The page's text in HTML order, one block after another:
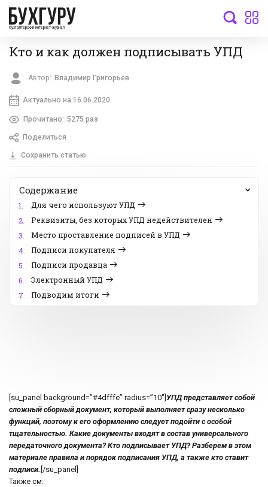
бухгалтерский интернет-журнал
Кто и как должен подписывать УПД
Автор: Владимир Григорьев
Актуально на 16.06.2020
Прочитано: 5275 раз
Поделиться
Сохранить статью
Содержание
1.
Для чего используют УПД
2.
Реквизиты, без которых УПД недействителен
3.
Место проставление подписей в УПД
4.
Подписи покупателя
5.
Подписи продавца
6.
Электронный УПД
7.
Подводим итоги
[su_panel background=”#4dfffe” radius=”10″] УПД представляет собой
сложный сборный документ, который выполняет сразу несколько
функций, поэтому к его оформлению следует подойти с особой
тщательностью. Какие документы входят в состав универсального
передаточного документа? Кто подписывает УПД? Разберем в этом
материале правила и порядок подписания УПД, а также кто ставит
подписи. [/su_panel]
Также см: